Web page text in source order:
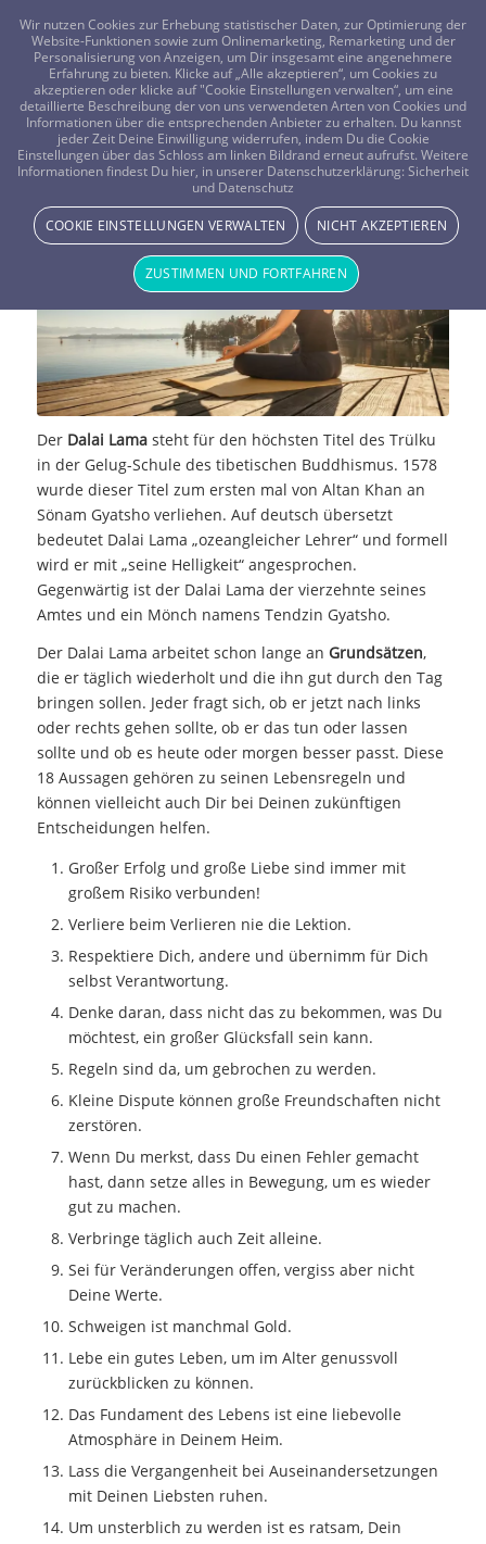
FRAGEN? KOSTENLOS ANRUFEN: 0800-8478266
18 Alltagsregeln des Dalai Lamas
Der Dalai Lamasteht für den höchsten Titel des Trülku
in der Gelug-Schule des tibetischen Buddhismus. 1578
wurde dieser Titel zum ersten mal von Altan Khan an
Sönam Gyatsho verliehen. Auf deutsch übersetzt
bedeutet Dalai Lama „ozeangleicher Lehrer“ und formell
wird er mit „seine Helligkeit“ angesprochen.
Gegenwärtig ist der Dalai Lama der vierzehnte seines
Amtes und ein Mönch namens Tendzin Gyatsho.
Der Dalai Lama arbeitet schon lange an Grundsätzen,
die er täglich wiederholt und die ihn gut durch den Tag
bringen sollen. Jeder fragt sich, ob er jetzt nach links
oder rechts gehen sollte, ob er das tun oder lassen
sollte und ob es heute oder morgen besser passt. Diese
18 Aussagen gehören zu seinen Lebensregeln und
können vielleicht auch Dir bei Deinen zukünftigen
Entscheidungen helfen.
Großer Erfolg und große Liebe sind immer mit
großem Risiko verbunden!
Verliere beim Verlieren nie die Lektion.
Respektiere Dich, andere und übernimm für Dich
selbst Verantwortung.
Denke daran, dass nicht das zu bekommen, was Du
möchtest, ein großer Glücksfall sein kann.
Regeln sind da, um gebrochen zu werden.
Kleine Dispute können große Freundschaften nicht
zerstören.
Wenn Du merkst, dass Du einen Fehler gemacht
hast, dann setze alles in Bewegung, um es wieder
gut zu machen.
Verbringe täglich auch Zeit alleine.
Sei für Veränderungen offen, vergiss aber nicht
Deine Werte.
Schweigen ist manchmal Gold.
Lebe ein gutes Leben, um im Alter genussvoll
zurückblicken zu können.
Das Fundament des Lebens ist eine liebevolle
Atmosphäre in Deinem Heim.
Lass die Vergangenheit bei Auseinandersetzungen
mit Deinen Liebsten ruhen.
Um unsterblich zu werden ist es ratsam, Dein
Wir nutzen Cookies zur Erhebung statistischer Daten, zur Optimierung der
Website-Funktionen sowie zum Onlinemarketing, Remarketing und der
Personalisierung von Anzeigen, um Dir insgesamt eine angenehmere
Erfahrung zu bieten. Klicke auf „Alle akzeptieren“, um Cookies zu
akzeptieren oder klicke auf "Cookie Einstellungen verwalten“, um eine
detaillierte Beschreibung der von uns verwendeten Arten von Cookies und
Informationen über die entsprechenden Anbieter zu erhalten. Du kannst
jeder Zeit Deine Einwilligung widerrufen, indem Du die Cookie
Einstellungen über das Schloss am linken Bildrand erneut aufrufst. Weitere
Informationen findest Du hier, in unserer Datenschutzerklärung: Sicherheit
und Datenschutz
COOKIE EINSTELLUNGEN VERWALTEN NICHT AKZEPTIEREN
ZUSTIMMEN UND FORTFAHREN